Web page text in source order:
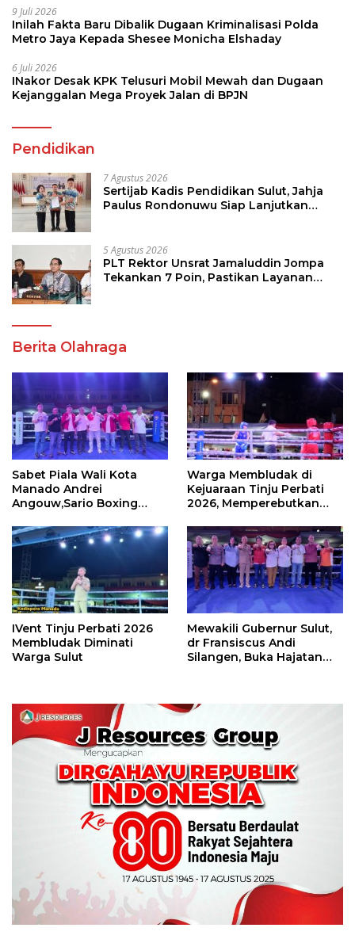
9 Juli 2026
Inilah Fakta Baru Dibalik Dugaan Kriminalisasi Polda
Metro Jaya Kepada Shesee Monicha Elshaday
6 Juli 2026
INakor Desak KPK Telusuri Mobil Mewah dan Dugaan
Kejanggalan Mega Proyek Jalan di BPJN
Pendidikan
7 Agustus 2026
Sertijab Kadis Pendidikan Sulut, Jahja
Paulus Rondonuwu Siap Lanjutkan
5 Agustus 2026
PLT Rektor Unsrat Jamaluddin Jompa
Tekankan 7 Poin, Pastikan Layanan
Berita Olahraga
Sabet Piala Wali Kota
Manado Andrei
Angouw,Sario Boxing
Perbati 2026
Warga Membludak di
Kejuaraan Tinju Perbati
2026, Memperebutkan
IVent Tinju Perbati 2026
Membludak Diminati
Warga Sulut
Mewakili Gubernur Sulut,
dr Fransiscus Andi
Silangen, Buka Hajatan